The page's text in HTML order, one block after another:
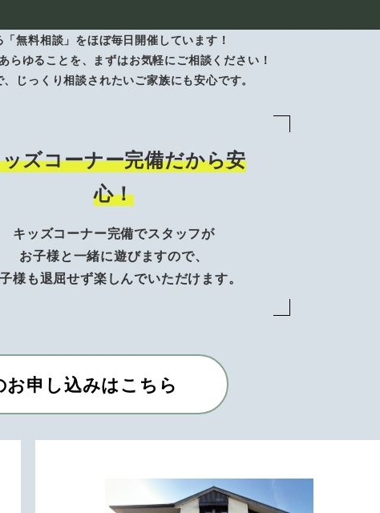
無料相談」をほぼ毎日開催しています！
らゆることを、まずはお気軽にご相談ください！
じっくり相談されたいご家族にも安心です。
ズコーナー完備だから安
心！
キッズコーナー完備でスタッフが
お子様と一緒に遊びますので、
様も退屈せず楽しんでいただけます。
お申し込みはこちら